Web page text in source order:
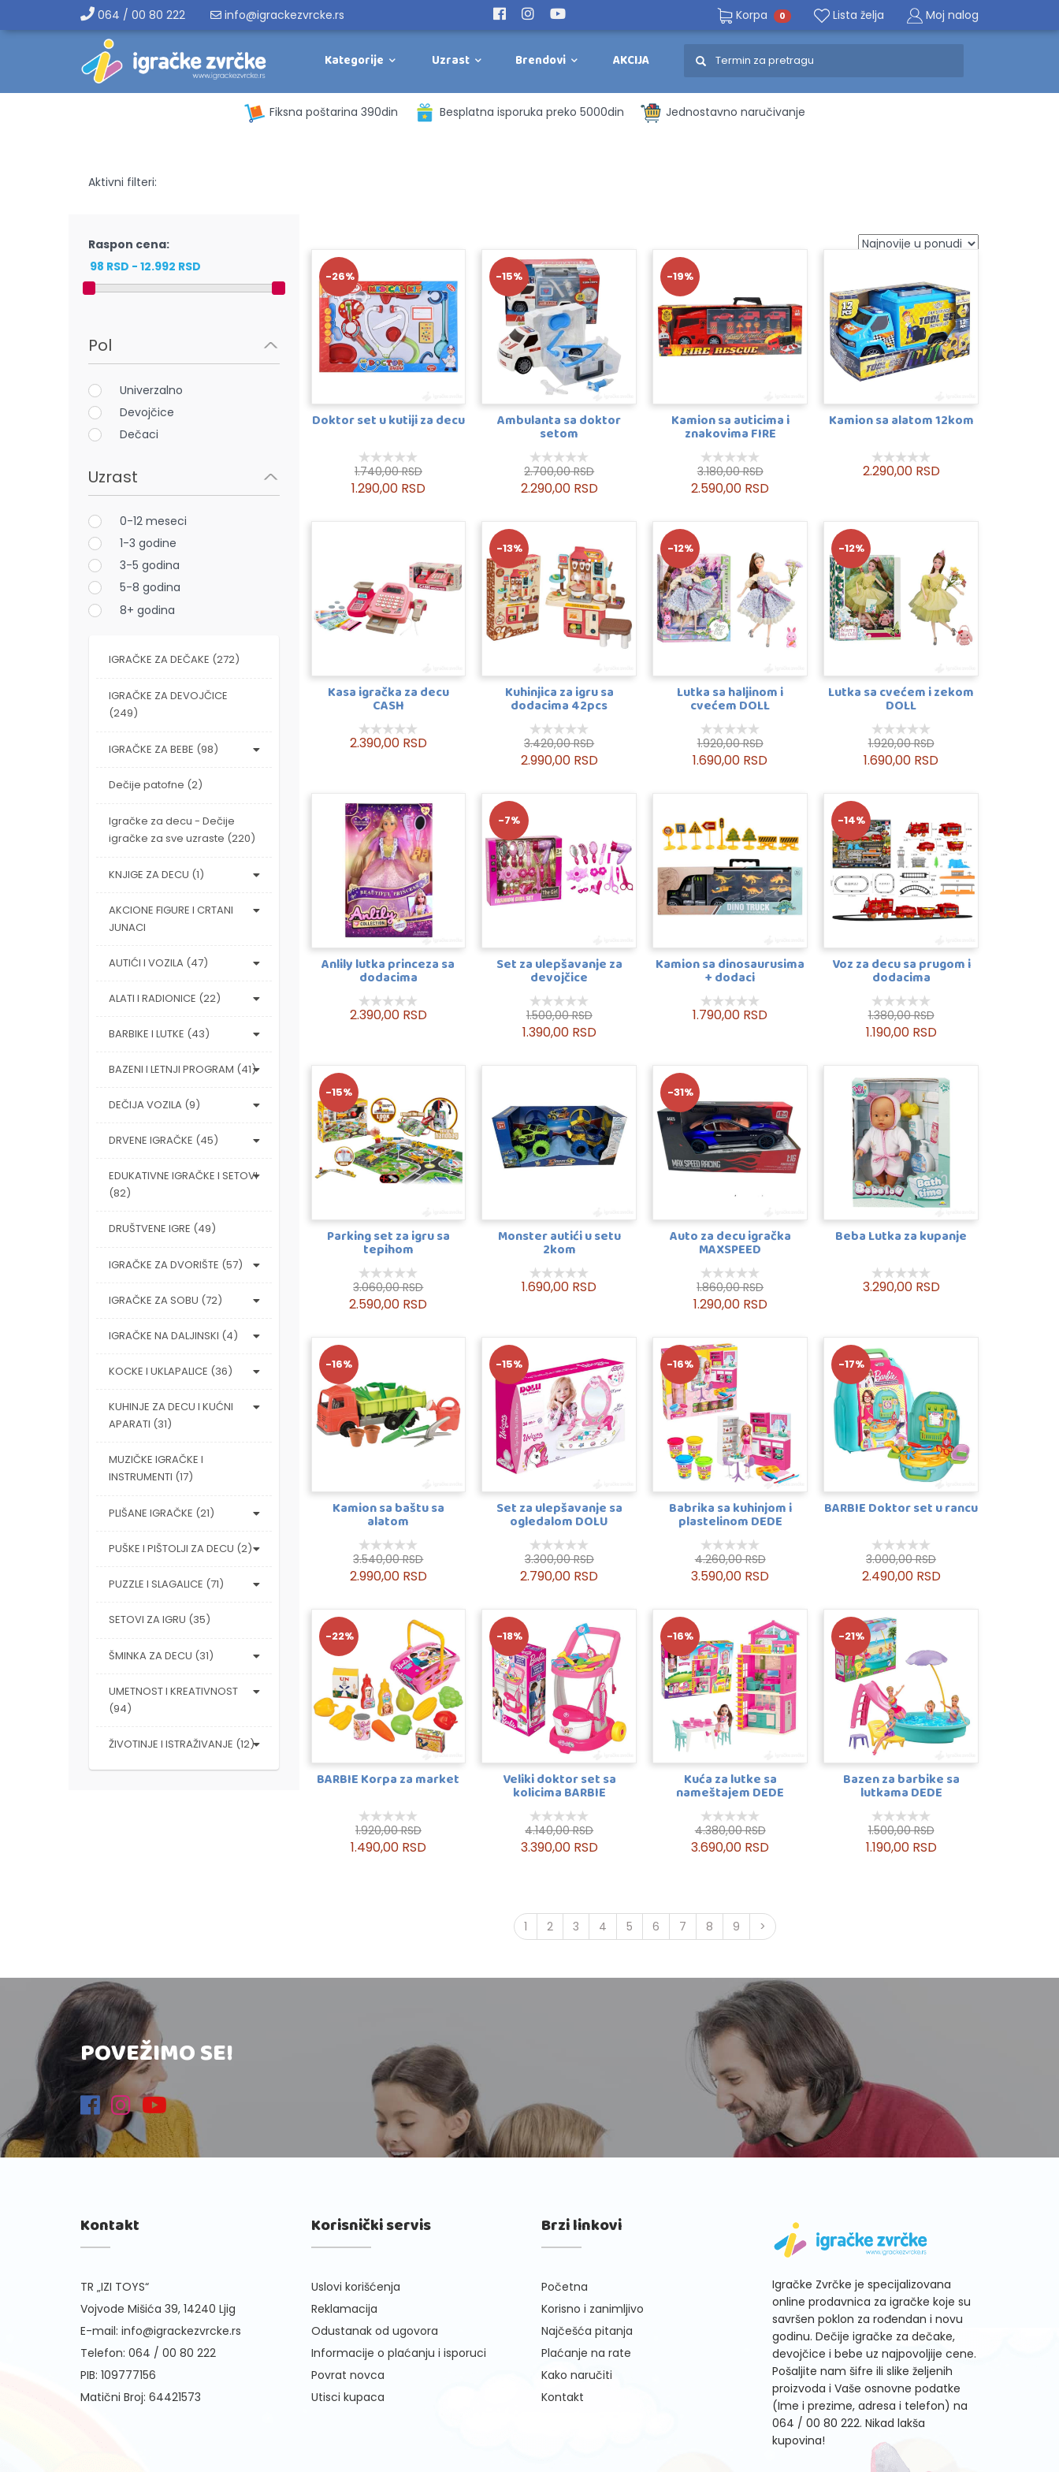
064 / 00 80 222 info@igrackezvrcke.rs Korpa 0 Lista želja Moj nalog
Kategorije Uzrast Brendovi AKCIJA
Fiksna poštarina 390din Besplatna isporuka preko 5000din Jednostavno naručivanje
Aktivni filteri:
Raspon cena:
Pol
Univerzalno
Devojčice
Dečaci
Uzrast
0-12 meseci
1-3 godine
3-5 godina
5-8 godina
8+ godina
IGRAČKE ZA DEČAKE (272)
IGRAČKE ZA DEVOJČICE
(249)
IGRAČKE ZA BEBE (98)
Dečije patofne (2)
Igračke za decu - Dečije
igračke za sve uzraste (220)
KNJIGE ZA DECU (1)
AKCIONE FIGURE I CRTANI
JUNACI
AUTIĆI I VOZILA (47)
ALATI I RADIONICE (22)
BARBIKE I LUTKE (43)
BAZENI I LETNJI PROGRAM (41)
DEČIJA VOZILA (9)
DRVENE IGRAČKE (45)
EDUKATIVNE IGRAČKE I SETOVI
(82)
DRUŠTVENE IGRE (49)
IGRAČKE ZA DVORIŠTE (57)
IGRAČKE ZA SOBU (72)
IGRAČKE NA DALJINSKI (4)
KOCKE I UKLAPALICE (36)
KUHINJE ZA DECU I KUĆNI
APARATI (31)
MUZIČKE IGRAČKE I
INSTRUMENTI (17)
PLIŠANE IGRAČKE (21)
PUŠKE I PIŠTOLJI ZA DECU (2)
PUZZLE I SLAGALICE (71)
SETOVI ZA IGRU (35)
ŠMINKA ZA DECU (31)
UMETNOST I KREATIVNOST
(94)
ŽIVOTINJE I ISTRAŽIVANJE (12)
-26%
Doktor set u kutiji za decu
1.740,00 RSD
1.290,00 RSD
-15%
Ambulanta sa doktor
setom
2.700,00 RSD
2.290,00 RSD
-19%
Kamion sa auticima i
znakovima FIRE
3.180,00 RSD
2.590,00 RSD
Kamion sa alatom 12kom
2.290,00 RSD
Kasa igračka za decu
CASH
2.390,00 RSD
-13%
Kuhinjica za igru sa
dodacima 42pcs
3.420,00 RSD
2.990,00 RSD
-12%
Lutka sa haljinom i
cvećem DOLL
1.920,00 RSD
1.690,00 RSD
-12%
Lutka sa cvećem i zekom
DOLL
1.920,00 RSD
1.690,00 RSD
Anlily lutka princeza sa
dodacima
2.390,00 RSD
-7%
Set za ulepšavanje za
devojčice
1.500,00 RSD
1.390,00 RSD
Kamion sa dinosaurusima
+ dodaci
1.790,00 RSD
-14%
Voz za decu sa prugom i
dodacima
1.380,00 RSD
1.190,00 RSD
-15%
Parking set za igru sa
tepihom
3.060,00 RSD
2.590,00 RSD
Monster autići u setu
2kom
1.690,00 RSD
-31%
Auto za decu igračka
MAXSPEED
1.860,00 RSD
1.290,00 RSD
Beba Lutka za kupanje
3.290,00 RSD
-16%
Kamion sa baštu sa
alatom
3.540,00 RSD
2.990,00 RSD
-15%
Set za ulepšavanje sa
ogledalom DOLU
3.300,00 RSD
2.790,00 RSD
-16%
Babrika sa kuhinjom i
plastelinom DEDE
4.260,00 RSD
3.590,00 RSD
-17%
BARBIE Doktor set u rancu
3.000,00 RSD
2.490,00 RSD
-22%
BARBIE Korpa za market
1.920,00 RSD
1.490,00 RSD
-18%
Veliki doktor set sa
kolicima BARBIE
4.140,00 RSD
3.390,00 RSD
-16%
Kuća za lutke sa
nameštajem DEDE
4.380,00 RSD
3.690,00 RSD
-21%
Bazen za barbike sa
lutkama DEDE
1.500,00 RSD
1.190,00 RSD
1 2 3 4 5 6 7 8 9 >
POVEŽIMO SE!
Kontakt
TR „IZI TOYS“
Vojvode Mišića 39, 14240 Ljig
E-mail: info@igrackezvrcke.rs
Telefon: 064 / 00 80 222
PIB: 109777156
Matični Broj: 64421573
Korisnički servis
Uslovi korišćenja
Reklamacija
Odustanak od ugovora
Informacije o plaćanju i isporuci
Povrat novca
Utisci kupaca
Brzi linkovi
Početna
Korisno i zanimljivo
Najčešća pitanja
Plaćanje na rate
Kako naručiti
Kontakt
Igračke Zvrčke je specijalizovana
online prodavnica za igračke koje su
savršen poklon za rođendan i novu
godinu. Dečije igračke za dečake,
devojčice i bebe uz najpovoljije cene.
Pošaljite nam šifre ili slike željenih
proizvoda i Vaše osnovne podatke
(Ime i prezime, adresa i telefon) na
064 / 00 80 222. Nikad lakša
kupovina!